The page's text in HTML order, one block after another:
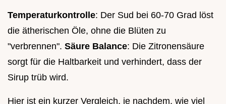
Temperaturkontrolle: Der Sud bei 60-70 Grad löst
die ätherischen Öle, ohne die Blüten zu
"verbrennen". Säure Balance: Die Zitronensäure
sorgt für die Haltbarkeit und verhindert, dass der
Sirup trüb wird.
Hier ist ein kurzer Vergleich, je nachdem, wie viel